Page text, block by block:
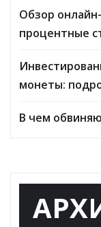
Обзор
процентные
монеты:
В чем